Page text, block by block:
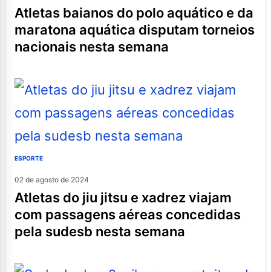
atletas baianos do polo aquático e da
maratona aquática disputam torneios
nacionais nesta semana
ESPORTE
02 de agosto de 2024
atletas do jiu jitsu e xadrez viajam
com passagens aéreas concedidas
pela sudesb nesta semana